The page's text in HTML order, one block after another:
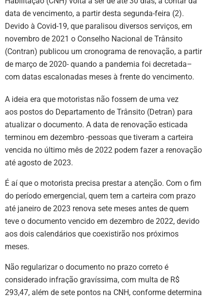
data de vencimento, a partir desta segunda-feira (2).
Devido à Covid-19, que paralisou diversos serviços, em
novembro de 2021 o Conselho Nacional de Trânsito
(Contran) publicou um cronograma de renovação, a partir
de março de 2020- quando a pandemia foi decretada–
com datas escalonadas meses à frente do vencimento.
A ideia era que motoristas não fossem de uma vez
aos postos do Departamento de Trânsito (Detran) para
atualizar o documento. A data de renovação esticada
terminou em dezembro -pessoas que tiveram a carteira
vencida no último mês de 2022 podem fazer a renovação
até agosto de 2023.
É aí que o motorista precisa prestar a atenção. Com o fim
do período emergencial, quem tem a carteira com prazo
até janeiro de 2023 renova sete meses antes de quem
teve o documento vencido em dezembro de 2022, devido
aos dois calendários que coexistirão nos próximos
meses.
Não regularizar o documento no prazo correto é
considerado infração gravíssima, com multa de R$
293,47, além de sete pontos na CNH, conforme determina